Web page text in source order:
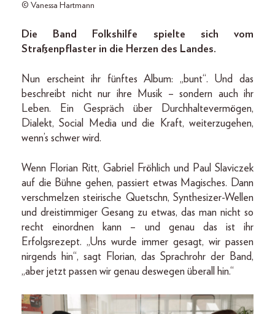
© Vanessa Hartmann
Die Band Folkshilfe spielte sich vom
Straßenpflaster in die Herzen des Landes.
Nun erscheint ihr fünftes Album: „bunt“. Und das
beschreibt nicht nur ihre Musik – sondern auch ihr
Leben. Ein Gespräch über Durchhaltevermögen,
Dialekt, Social Media und die Kraft, weiterzugehen,
wenn’s schwer wird.
Wenn Florian Ritt, Gabriel Fröhlich und Paul Slaviczek
auf die Bühne gehen, passiert etwas Magisches. Dann
verschmelzen steirische Quetschn, Synthesizer-Wellen
und dreistimmiger Gesang zu etwas, das man nicht so
recht einordnen kann – und genau das ist ihr
Erfolgsrezept. „Uns wurde immer gesagt, wir passen
nirgends hin“, sagt Florian, das Sprachrohr der Band,
„aber jetzt passen wir genau deswegen überall hin.“